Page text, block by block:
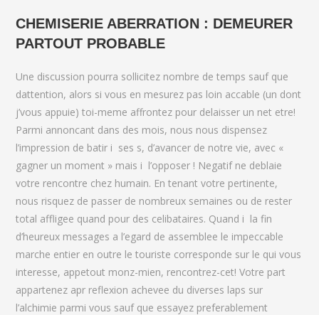
CHEMISERIE ABERRATION : DEMEURER
PARTOUT PROBABLE
Une discussion pourra sollicitez nombre de temps sauf que
dattention, alors si vous en mesurez pas loin accable (un dont
j’vous appuie) toi-meme affrontez pour delaisser un net etre!
Parmi annoncant dans des mois, nous nous dispensez
l’impression de batir i ses s, d’avancer de notre vie, avec «
gagner un moment » mais i l’opposer ! Negatif ne deblaie
votre rencontre chez humain. En tenant votre pertinente,
nous risquez de passer de nombreux semaines ou de rester
total affligee quand pour des celibataires. Quand i la fin
d’heureux messages a l’egard de assemblee le impeccable
marche entier en outre le touriste corresponde sur le qui vous
interesse, appetout monz-mien, rencontrez-cet! Votre part
appartenez apr reflexion achevee du diverses laps sur
l’alchimie parmi vous sauf que essayez preferablement